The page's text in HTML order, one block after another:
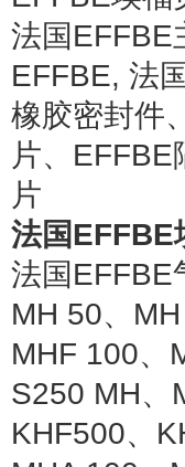
法国EFFBE
EFFBE, 法
橡胶密封件
片、
片
法国EFFBE
法国EFFBE
MH 50、
MHF 100、
S250 MH、
KHF500、